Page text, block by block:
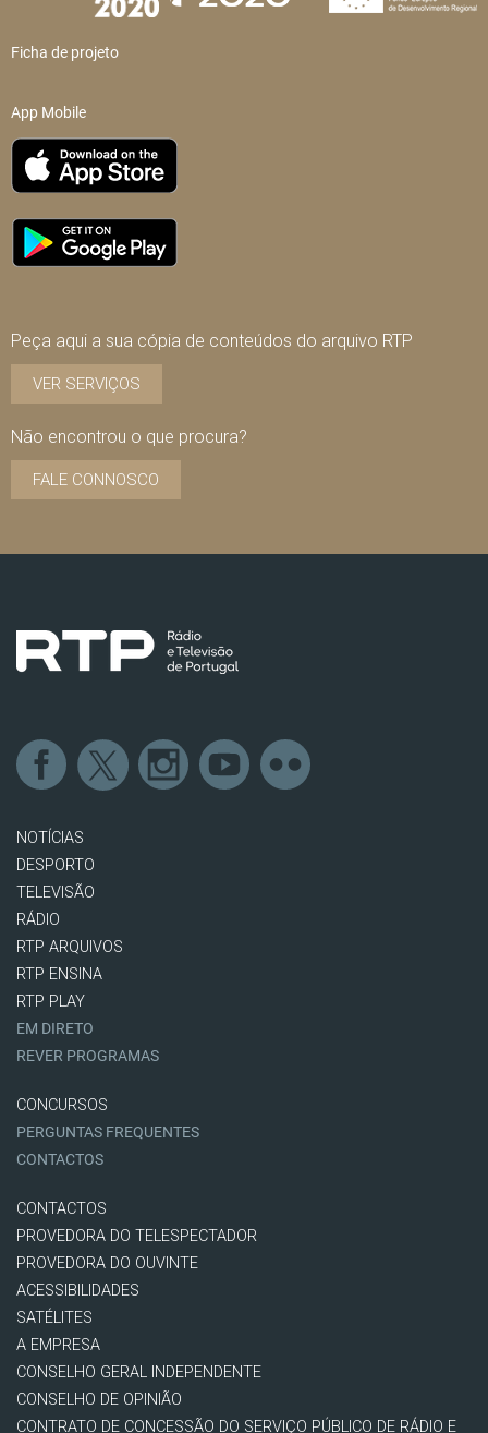
Ficha de projeto
App Mobile
Peça aqui a sua cópia de conteúdos do arquivo RTP
VER SERVIÇOS
Não encontrou o que procura?
FALE CONNOSCO
NOTÍCIAS
DESPORTO
TELEVISÃO
RÁDIO
RTP ARQUIVOS
RTP ENSINA
RTP PLAY
EM DIRETO
REVER PROGRAMAS
CONCURSOS
PERGUNTAS FREQUENTES
CONTACTOS
CONTACTOS
PROVEDORA DO TELESPECTADOR
PROVEDORA DO OUVINTE
ACESSIBILIDADES
SATÉLITES
A EMPRESA
CONSELHO GERAL INDEPENDENTE
CONSELHO DE OPINIÃO
CONTRATO DE CONCESSÃO DO SERVIÇO PÚBLICO DE RÁDIO E